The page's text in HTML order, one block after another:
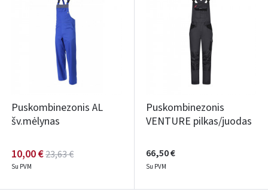
Puskombinezonis AL
šv.mėlynas
10,00 €23,63 €
Su PVM
Puskombinezonis
VENTURE pilkas/juodas
66,50 €
Su PVM